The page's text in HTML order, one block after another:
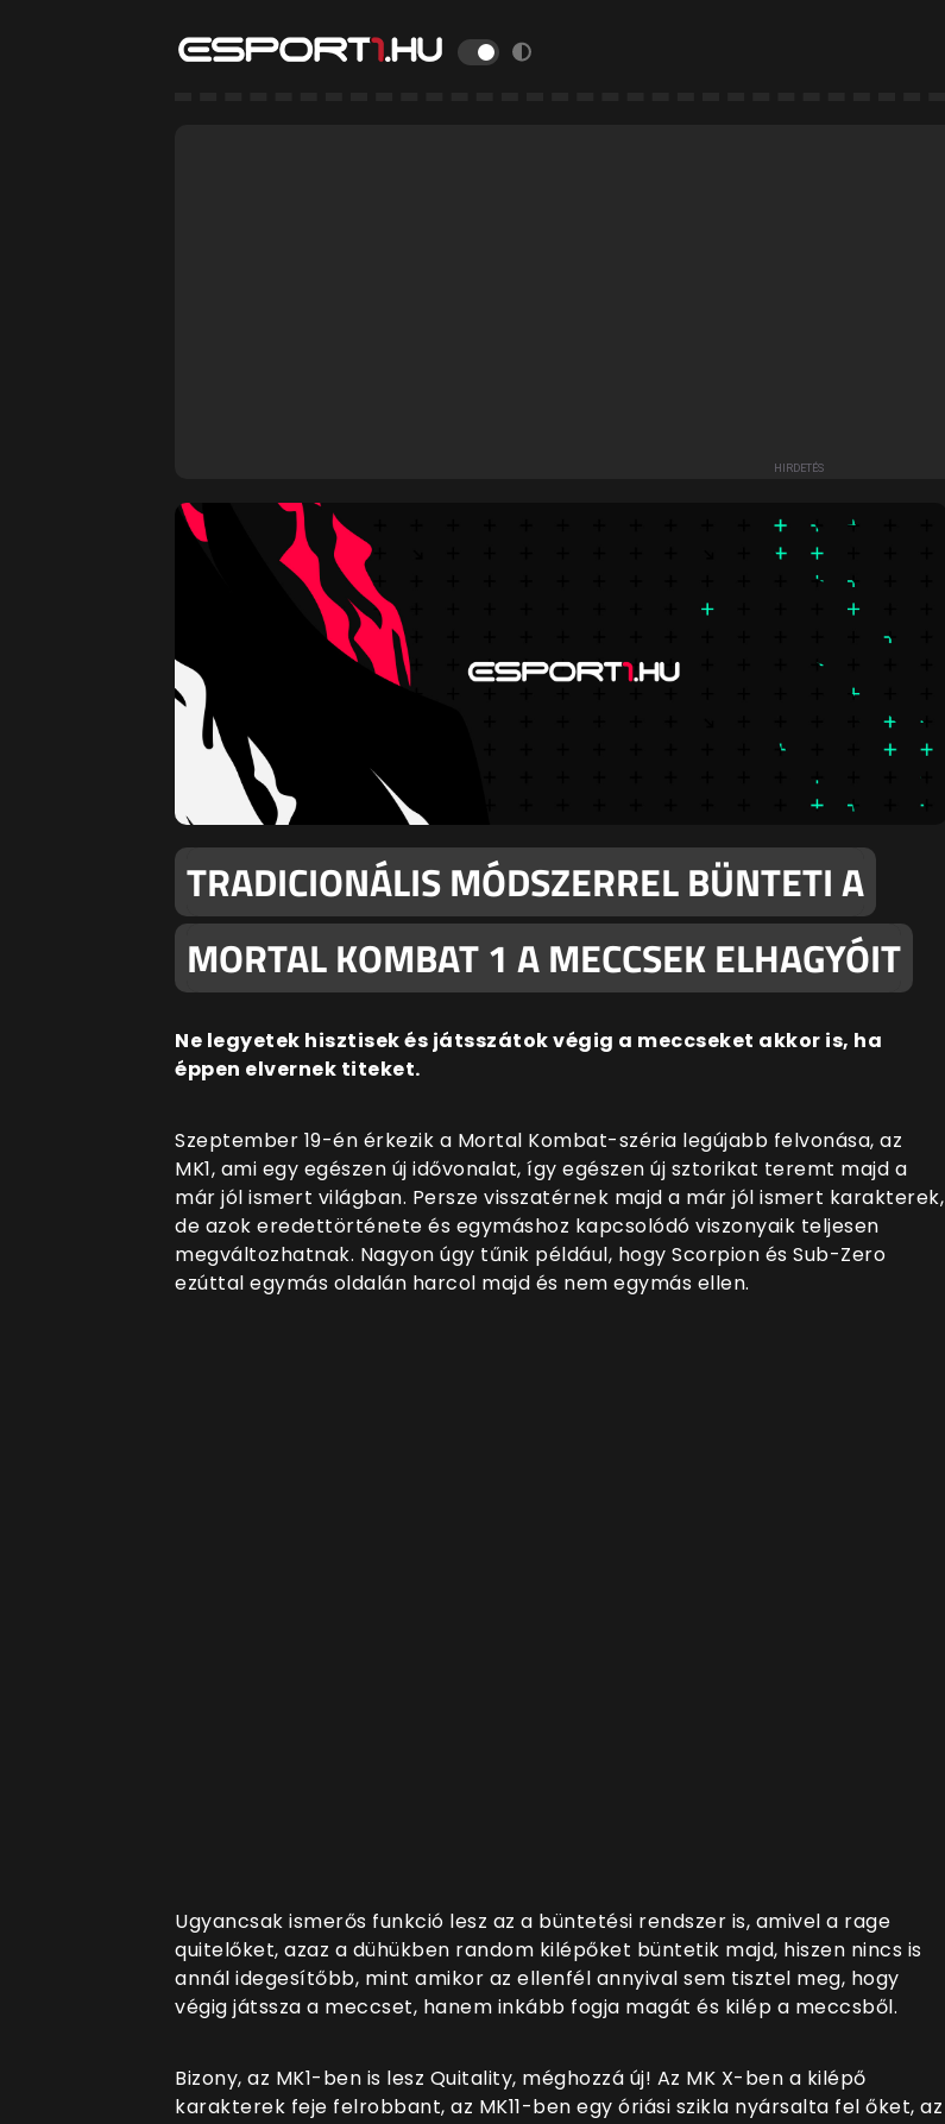
TRADICIONÁLIS MÓDSZERREL BÜNTETI A
MORTAL KOMBAT 1 A MECCSEK ELHAGYÓIT
Ne legyetek hisztisek és játsszátok végig a meccseket akkor is, ha
éppen elvernek titeket.
Szeptember 19-én érkezik a Mortal Kombat-széria legújabb felvonása, az
MK1, ami egy egészen új idővonalat, így egészen új sztorikat teremt majd a
már jól ismert világban. Persze visszatérnek majd a már jól ismert karakterek,
de azok eredettörténete és egymáshoz kapcsolódó viszonyaik teljesen
megváltozhatnak. Nagyon úgy tűnik például, hogy Scorpion és Sub-Zero
ezúttal egymás oldalán harcol majd és nem egymás ellen.
Ugyancsak ismerős funkció lesz az a büntetési rendszer is, amivel a rage
quitelőket, azaz a dühükben random kilépőket büntetik majd, hiszen nincs is
annál idegesítőbb, mint amikor az ellenfél annyival sem tisztel meg, hogy
végig játssza a meccset, hanem inkább fogja magát és kilép a meccsből.
Bizony, az MK1-ben is lesz Quitality, méghozzá új! Az MK X-ben a kilépő
karakterek feje felrobbant, az MK11-ben egy óriási szikla nyársalta fel őket, az